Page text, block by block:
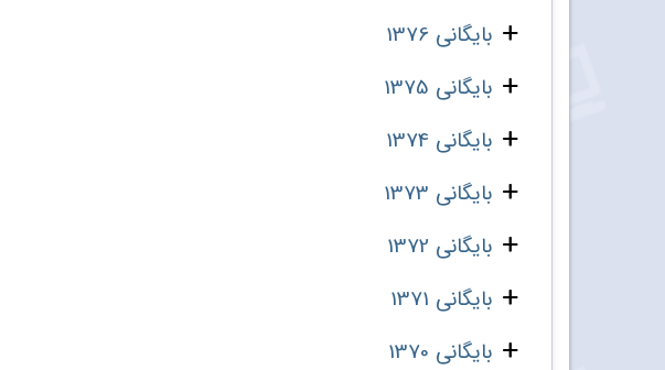
بایگانی 1376
بایگانی 1375
بایگانی 1374
بایگانی 1373
بایگانی 1372
بایگانی 1371
بایگانی 1370